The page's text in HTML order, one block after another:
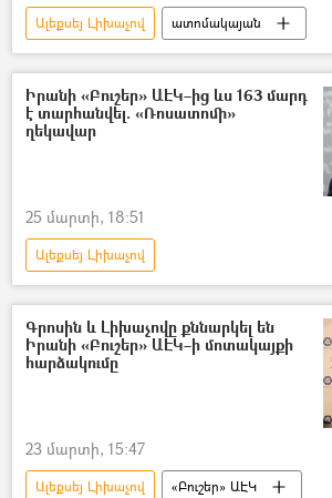
Ալեքսեյ Լիխաչով
ատոմակայան
Մոդուլային ատոմակայան
Հայաստան
Ռուսաստան
Հայաստան-Ռուսաստան համագործակցություն
Հայկական ատոմային էլեկտրակայան (ՀԱԷԿ)
Իրանի «Բուշեր» ԱԷԿ–ից ևս 163 մարդ
է տարհանվել. «Ռոսատոմի»
ղեկավար
25 մարտի, 18:51
Ալեքսեյ Լիխաչով
Իրանի Իսլամական Հանրապետություն
«Բուշեր» ԱԷԿ
Տարհանում
Հայաստան
Գրոսին և Լիխաչովը քննարկել են
Իրանի «Բուշեր» ԱԷԿ–ի մոտակայքի
հարձակումը
23 մարտի, 15:47
Ալեքսեյ Լիխաչով
«Բուշեր» ԱԷԿ